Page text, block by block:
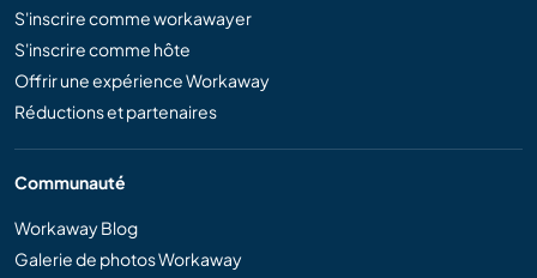
S'inscrire comme workawayer
S'inscrire comme hôte
Offrir une expérience Workaway
Réductions et partenaires
Communauté
Workaway Blog
Galerie de photos Workaway